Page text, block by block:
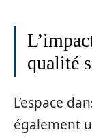
qualité
L’espace
également